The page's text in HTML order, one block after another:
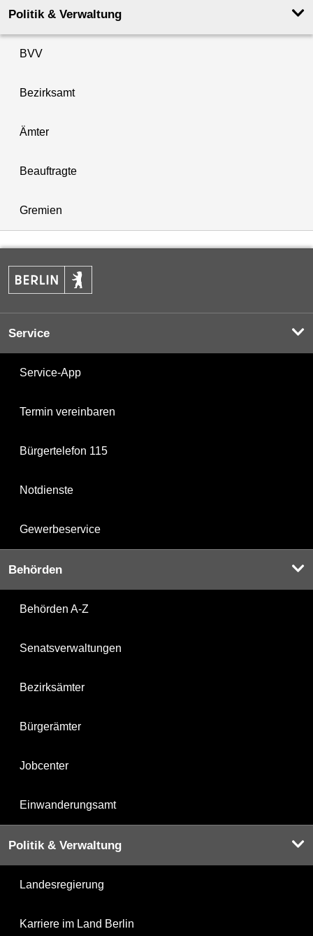
Politik & Verwaltung
BVV
Bezirksamt
Ämter
Beauftragte
Gremien
Service
Service-App
Termin vereinbaren
Bürgertelefon 115
Notdienste
Gewerbeservice
Behörden
Behörden A-Z
Senatsverwaltungen
Bezirksämter
Bürgerämter
Jobcenter
Einwanderungsamt
Politik & Verwaltung
Landesregierung
Karriere im Land Berlin